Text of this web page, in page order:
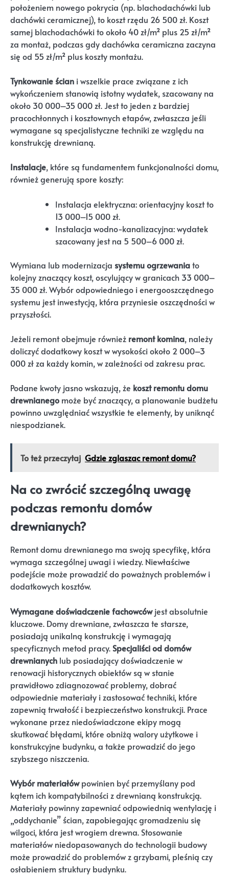
położeniem nowego pokrycia (np. blachodachówki lub
dachówki ceramicznej), to koszt rzędu 26 500 zł. Koszt
samej blachodachówki to około 40 zł/m² plus 25 zł/m²
za montaż, podczas gdy dachówka ceramiczna zaczyna
się od 55 zł/m² plus koszty montażu.
Tynkowanie ścian i wszelkie prace związane z ich
wykończeniem stanowią istotny wydatek, szacowany na
około 30 000–35 000 zł. Jest to jeden z bardziej
pracochłonnych i kosztownych etapów, zwłaszcza jeśli
wymagane są specjalistyczne techniki ze względu na
konstrukcję drewnianą.
Instalacje, które są fundamentem funkcjonalności domu,
również generują spore koszty:
Instalacja elektryczna: orientacyjny koszt to
13 000–15 000 zł.
Instalacja wodno-kanalizacyjna: wydatek
szacowany jest na 5 500–6 000 zł.
Wymiana lub modernizacja systemu ogrzewaniato
kolejny znaczący koszt, oscylujący w granicach 33 000–
35 000 zł. Wybór odpowiedniego i energooszczędnego
systemu jest inwestycją, która przyniesie oszczędności w
przyszłości.
Jeżeli remont obejmuje również remont komina, należy
doliczyć dodatkowy koszt w wysokości około 2 000–3
000 zł za każdy komin, w zależności od zakresu prac.
Podane kwoty jasno wskazują, że koszt remontu domu
drewnianego może być znaczący, a planowanie budżetu
powinno uwzględniać wszystkie te elementy, by uniknąć
niespodzianek.
To też przeczytaj Gdzie zglaszac remont domu?
Na co zwrócić szczególną uwagę
podczas remontu domów
drewnianych?
Remont domu drewnianego ma swoją specyfikę, która
wymaga szczególnej uwagi i wiedzy. Niewłaściwe
podejście może prowadzić do poważnych problemów i
dodatkowych kosztów.
Wymagane doświadczenie fachowcówjest absolutnie
kluczowe. Domy drewniane, zwłaszcza te starsze,
posiadają unikalną konstrukcję i wymagają
specyficznych metod pracy.Specjaliści od domów
drewnianych lub posiadający doświadczenie w
renowacji historycznych obiektów są w stanie
prawidłowo zdiagnozować problemy, dobrać
odpowiednie materiały i zastosować techniki, które
zapewnią trwałość i bezpieczeństwo konstrukcji. Prace
wykonane przez niedoświadczone ekipy mogą
skutkować błędami, które obniżą walory użytkowe i
konstrukcyjne budynku, a także prowadzić do jego
szybszego niszczenia.
Wybór materiałówpowinien być przemyślany pod
kątem ich kompatybilności z drewnianą konstrukcją.
Materiały powinny zapewniać odpowiednią wentylację i
„oddychanie” ścian, zapobiegając gromadzeniu się
wilgoci, która jest wrogiem drewna. Stosowanie
materiałów niedopasowanych do technologii budowy
może prowadzić do problemów z grzybami, pleśnią czy
osłabieniem struktury budynku.